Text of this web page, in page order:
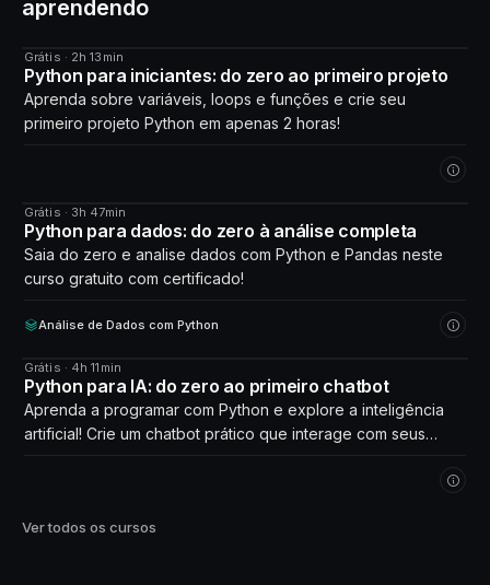
aprendendo
CURSO
Grátis · 2h 13min
Python para iniciantes: do zero ao primeiro projeto
Aprenda sobre variáveis, loops e funções e crie seu
primeiro projeto Python em apenas 2 horas!
CURSO
Grátis · 3h 47min
Python para dados: do zero à análise completa
Saia do zero e analise dados com Python e Pandas neste
curso gratuito com certificado!
Análise de Dados com Python
CURSO
Grátis · 4h 11min
Python para IA: do zero ao primeiro chatbot
Aprenda a programar com Python e explore a inteligência
artificial! Crie um chatbot prático que interage com seus
Ver todos os cursos